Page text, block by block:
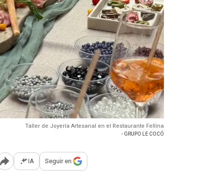
Taller de Joyería Artesanal en el Restaurante Fellina
- GRUPO LE COCÓ
Abrir opciones para compartir
IA Seguir en